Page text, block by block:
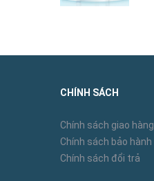
CHÍNH SÁCH
Chính sách giao hàng
Chính sách bảo hành
Chính sách đổi trả